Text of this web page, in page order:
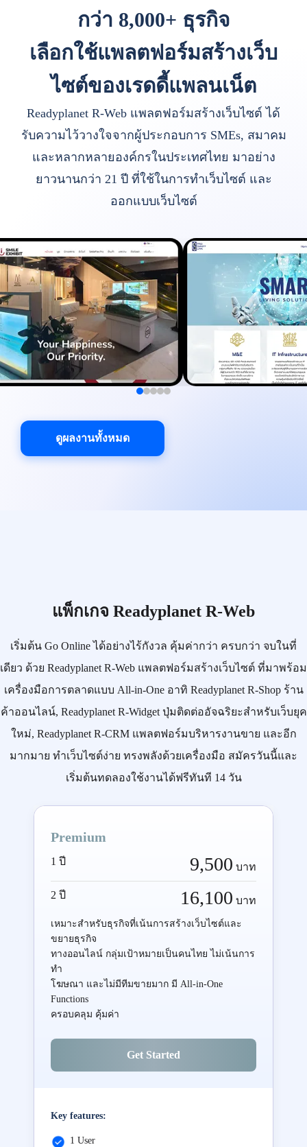
กว่า 8,000+ ธุรกิจ
เลือกใช้แพลตฟอร์มสร้างเว็บ
ไซต์ของเรดดี้แพลนเน็ต
Readyplanet R-Web แพลตฟอร์มสร้างเว็บไซต์ ได้
รับความไว้วางใจจากผู้ประกอบการ SMEs, สมาคม
และหลากหลายองค์กรในประเทศไทย มาอย่าง
ยาวนานกว่า 21 ปี ที่ใช้ในการทำเว็บไซต์ และ
ออกแบบเว็บไซต์
ดูผลงานทั้งหมด
แพ็กเกจ Readyplanet R-Web
เริ่มต้น Go Onlineได้อย่างไร้กังวล คุ้มค่ากว่า ครบกว่า จบในที่
เดียว ด้วย Readyplanet R-Web แพลตฟอร์มสร้างเว็บไซต์ ที่มาพร้อม
เครื่องมือการตลาดแบบ All-in-Oneอาทิ Readyplanet R-Shopร้าน
ค้าออนไลน์, Readyplanet R-Widgetปุ่มติดต่ออัจฉริยะสำหรับเว็บยุค
ใหม่, Readyplanet R-CRMแพลตฟอร์มบริหารงานขาย และอีก
มากมาย ทำเว็บไซต์ง่าย ทรงพลังด้วยเครื่องมือ สมัครวันนี้และ
เริ่มต้นทดลองใช้งานได้ฟรีทันที 14 วัน
Premium
1 ปี 9,500 บาท
2 ปี 16,100 บาท
เหมาะสำหรับธุรกิจที่เน้นการสร้างเว็บไซต์และ
ขยายธุรกิจ
ทางออนไลน์ กลุ่มเป้าหมายเป็นคนไทย ไม่เน้นการ
ทำ
โฆษณา และไม่มีทีมขายมาก มี All-in-One
Functions
ครอบคลุม คุ้มค่า
Get Started
Key features:
1 User